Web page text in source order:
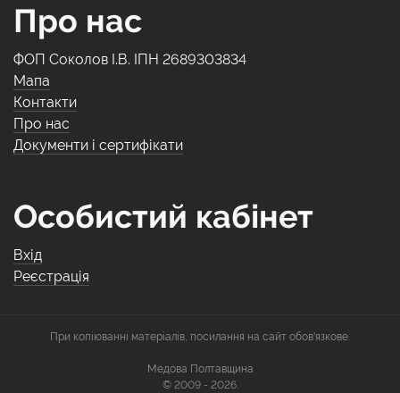
Про нас
ФОП Соколов І.В. ІПН 2689303834
Мапа
Контакти
Про нас
Документи і сертифікати
Особистий кабінет
Вхід
Реєстрація
При копіюванні матеріалів, посилання на сайт обов'язкове.
Медова Полтавщина
© 2009 - 2026.